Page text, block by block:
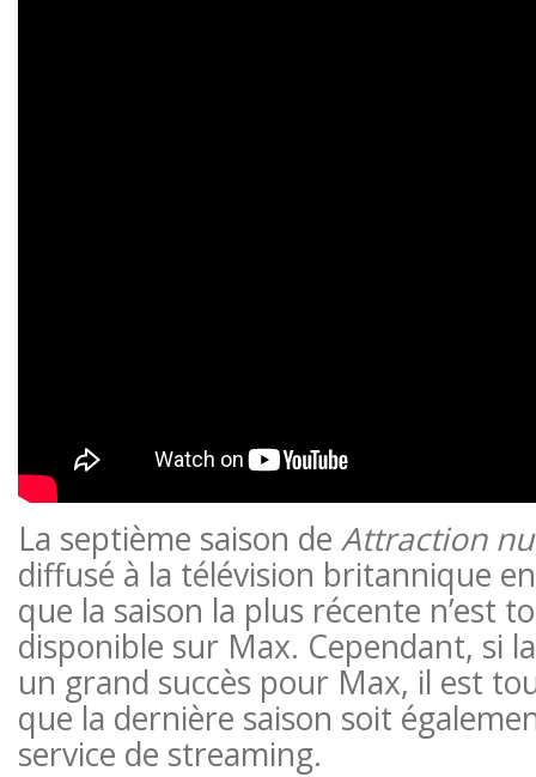
La septième saison de Attraction
diffusé à la télévision britannique
que la saison la plus récente n’est
disponible sur Max. Cependant, si
un grand succès pour Max, il est
que la dernière saison soit
service de streaming.